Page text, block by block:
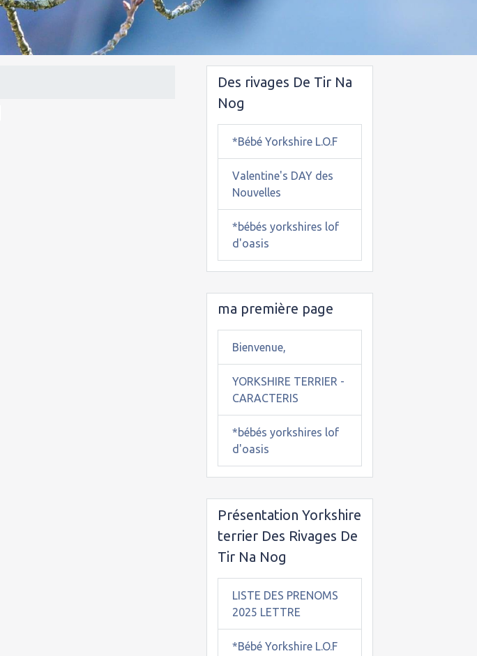
Des rivages De Tir Na
Nog
*Bébé Yorkshire L.O.F
Valentine's DAY des
Nouvelles
*bébés yorkshires lof
d'oasis
ma première page
Bienvenue,
YORKSHIRE TERRIER -
CARACTERIS
*bébés yorkshires lof
d'oasis
Présentation Yorkshire
terrier Des Rivages De
Tir Na Nog
LISTE DES PRENOMS
2025 LETTRE
*Bébé Yorkshire L.O.F